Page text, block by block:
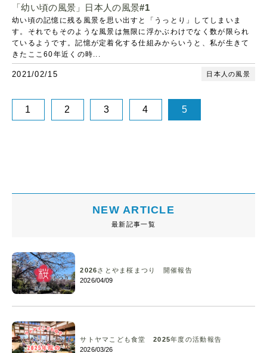
「幼い頃の風景」日本人の風景#1
幼い頃の記憶に残る風景を思い出すと「うっとり」してしまいま
す。それでもそのような風景は無限に浮かぶわけでなく数が限られ
ているようです。記憶が定着化する仕組みからいうと、私が生きて
きたここ60年近くの時...
2021/02/15 日本人の風景
1 2 3 4 5
NEW ARTICLE
最新記事一覧
2026さとやま桜まつり 開催報告
2026/04/09
サトヤマこども食堂 2025年度の活動報告
2026/03/26